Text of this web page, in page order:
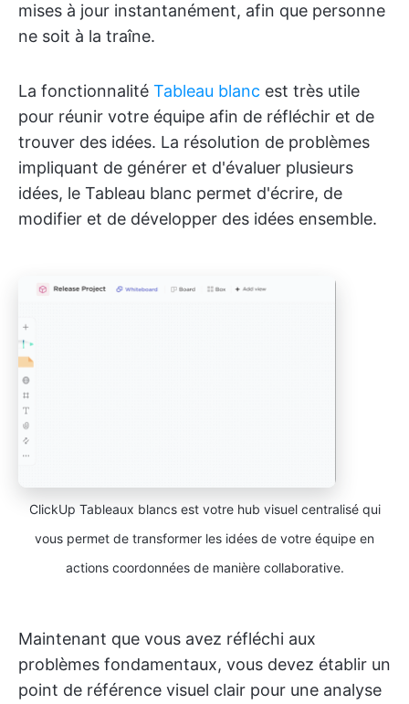
mises à jour instantanément, afin que personne
ne soit à la traîne.
La fonctionnalité Tableau blanc est très utile
pour réunir votre équipe afin de réfléchir et de
trouver des idées. La résolution de problèmes
impliquant de générer et d'évaluer plusieurs
idées, le Tableau blanc permet d'écrire, de
modifier et de développer des idées ensemble.
ClickUp Tableaux blancs est votre hub visuel centralisé qui
vous permet de transformer les idées de votre équipe en
actions coordonnées de manière collaborative.
Maintenant que vous avez réfléchi aux
problèmes fondamentaux, vous devez établir un
point de référence visuel clair pour une analyse